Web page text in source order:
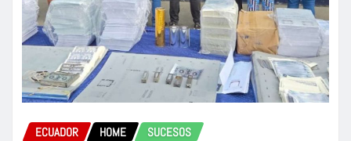
ECUADOR HOME SUCESOS